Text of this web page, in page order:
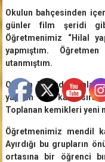
Okulun bahçesinden
günler film şeridi
Öğretmenimiz “Hilal
yapmıştım.
utanmıştım.
Okulun bulunduğu alan
yapılan bir kazı
Toplanan kemikleri yeni
Öğretmenimiz mendil
Ayırdığı bu grupların
ortasına bir öğrenci